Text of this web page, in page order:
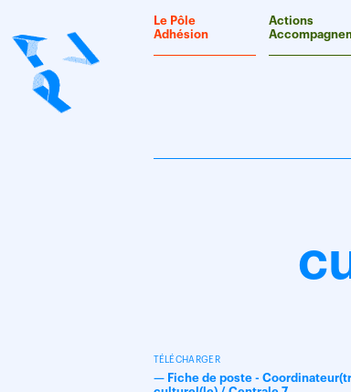
Le Pôle
Adhésion
Actions
TÉLÉCHARGER
— Fiche de poste -